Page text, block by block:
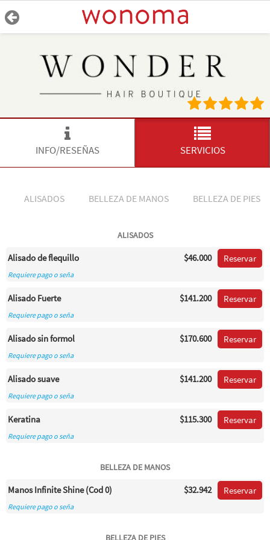
INFO/RESEÑAS SERVICIOS
ALISADOS BELLEZA DE MANOS BELLEZA DE PIES
ALISADOS
Alisado de flequillo $46.000 Reservar
Requiere pago o seña
Alisado Fuerte $141.200 Reservar
Requiere pago o seña
Alisado sin formol $170.600 Reservar
Requiere pago o seña
Alisado suave $141.200 Reservar
Requiere pago o seña
Keratina $115.300 Reservar
Requiere pago o seña
BELLEZA DE MANOS
Manos Infinite Shine (Cod 0) $32.942 Reservar
Requiere pago o seña
BELLEZA DE PIES